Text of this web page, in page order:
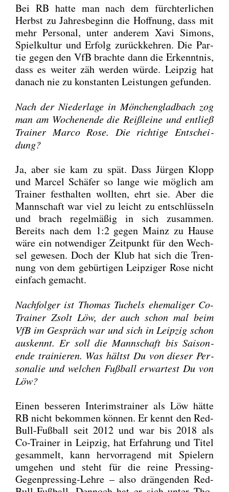
Bei RB hat­te man nach dem fürch­ter­li­chen
Herbst zu Jah­res­be­ginn die Hoff­nung, dass mit
mehr Per­so­nal, unter ande­rem Xavi Simons,
Spiel­kul­tur und Erfolg zurück­keh­ren. Die Par­
tie gegen den VfB brach­te dann die Erkennt­nis,
dass es wei­ter zäh wer­den wür­de. Leip­zig hat
danach nie zu kon­stan­ten Leis­tun­gen gefun­den.
Nach der Nie­der­la­ge in Mön­chen­glad­bach zog
man am Wochen­en­de die Reiß­lei­ne und ent­ließ
Trai­ner Mar­co Rose. Die rich­ti­ge Ent­schei­
dung?
Ja, aber sie kam zu spät. Dass Jür­gen Klopp
und Mar­cel Schä­fer so lan­ge wie mög­lich am
Trai­ner fest­hal­ten woll­ten, ehrt sie. Aber die
Mann­schaft war viel zu leicht zu ent­schlüs­seln
und brach regel­mä­ßig in sich zusam­men.
Bereits nach dem 1:2 gegen Mainz zu Hau­se
wäre ein not­wen­di­ger Zeit­punkt für den Wech­
sel gewe­sen. Doch der Klub hat sich die Tren­
nung von dem gebür­ti­gen Leip­zi­ger Rose nicht
ein­fach gemacht.
Nach­fol­ger ist Tho­mas Tuchels ehe­ma­li­ger Co-
Trai­ner Zsolt Löw, der auch schon mal beim
VfB im Gespräch war und sich in Leip­zig schon
aus­kennt. Er soll die Mann­schaft bis Sai­son­
ende trai­nie­ren. Was hältst Du von die­ser Per­
so­na­lie und wel­chen Fuß­ball erwar­test Du von
Löw?
Einen bes­se­ren Inte­rims­trai­ner als Löw hät­te
RB nicht bekom­men kön­nen. Er kennt den Red-
Bull-Fuß­ball seit 2012 und war bis 2018 als
Co-Trai­ner in Leip­zig, hat Erfah­rung und Titel
gesam­melt, kann her­vor­ra­gend mit Spie­lern
umge­hen und steht für die rei­ne Pres­sing-
Gegen­pres­sing-Leh­re – also drän­gen­den Red-